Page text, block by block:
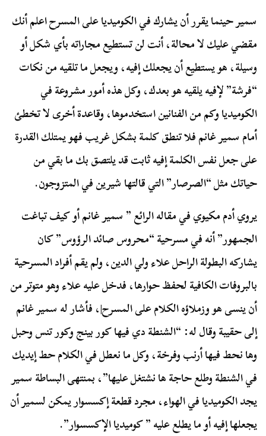
سمير حينما يقرر أن يشارك في الكوميديا على المسرح اعلم أنك
مقضي عليك لا محالة، أنت لن تستطيع مجاراته بأي شكل أو
وسيلة، هو يستطيع أن يجعلك إفيه، ويجعل ما تلقيه من نكات
“فرشة” لإفيه يلقيه هو بعدك، وكل هذه أمور مشروعة في
الكوميديا وكم من الفنانين استخدموها، وقاعدة أخرى لا تخطئ
أمام سمير غانم فلا تنطق كلمة بشكل غريب فهو يمتلك القدرة
على جعل نفس الكلمة إفيه ثابت قد يلتصق بك ما بقي من
حياتك مثل “الصرصار” التي قالتها شيرين في المتزوجون.
يروي أدم مكيوي في مقاله الرائع ” سمير غانم أو كيف تباغت
الجمهور” أنه في مسرحية “محروس صائد الرؤوس” كان
يشاركه البطولة الراحل علاء ولي الدين، ولم يقم أفراد المسرحية
بالبروفات الكافية لحفظ حوارها، فدخل عليه علاء وهو متوتر من
أن ينسى هو وزملاؤه الكلام على المسرح|، فأشار له سمير غانم
إلى حقيبة وقال له: “الشنطة دي فيها كور بينج وكور تنس وحبل
وها نحط فيها أرنب وفرخة، وكل ما نعطل في الكلام حط إيديك
في الشنطة وطلع حاجة ها نشتغل عليها”، بمنتهى البساطة سمير
يجد الكوميديا في الهواء، مجرد قطعة إكسسوار يمكن لسمير أن
يجعلها إفيه أو ما يطلع عليه ” كوميديا الإكسسوار”.